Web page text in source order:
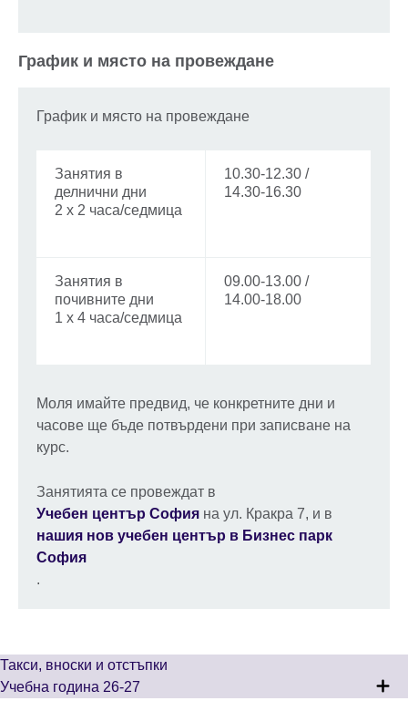
График и място на провеждане
График и място на провеждане
Занятия в
делнични дни
2 х 2 часа/седмица
10.30-12.30 /
14.30-16.30
Занятия в
почивните дни
1 х 4 часа/седмица
09.00-13.00 /
14.00-18.00
Моля имайте предвид, че конкретните дни и
часове ще бъде потвърдени при записване на
курс.
Занятията се провеждат в
Учебен център София на ул. Кракра 7, и в
нашия нов учебен център в Бизнес парк
София
.
Такси, вноски и отстъпки
Учебна година 26-27